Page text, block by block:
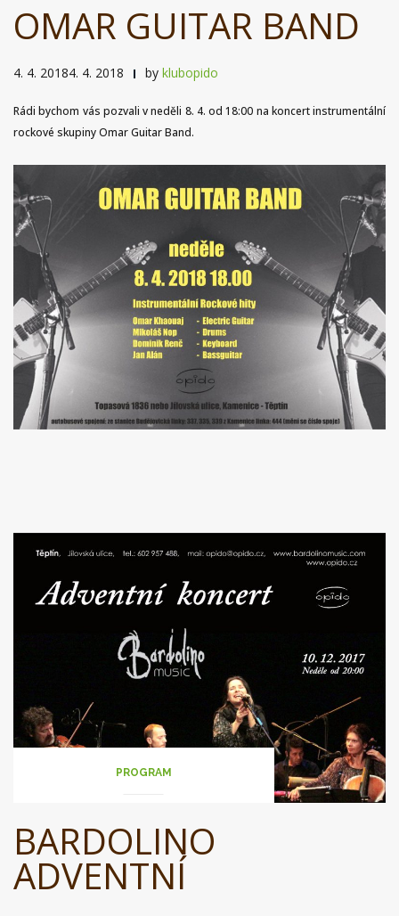
OMAR GUITAR BAND
4. 4. 20184. 4. 2018 by klubopido
Rádi bychom vás pozvali v neděli 8. 4. od 18:00 na koncert instrumentální
rockové skupiny Omar Guitar Band.
PROGRAM
BARDOLINO
ADVENTNÍ